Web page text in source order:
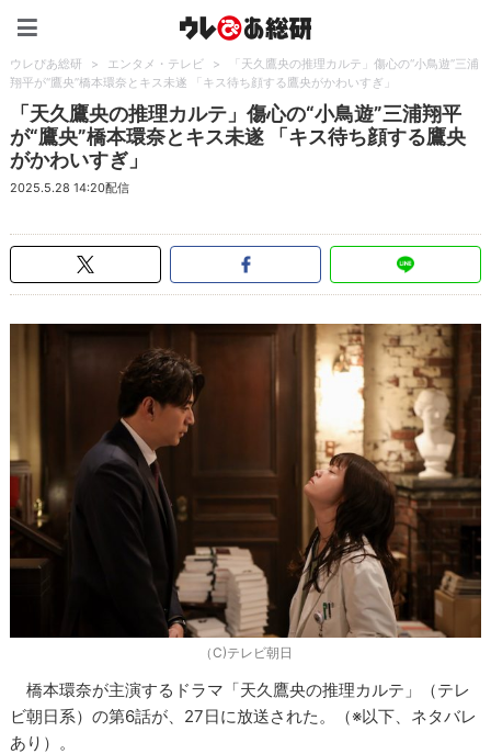
ウレぴあ総研 > エンタメ・テレビ >
「天久鷹央の推理カルテ」傷心の“小鳥遊”三浦
翔平が“鷹央”橋本環奈とキス未遂 「キス待ち顔する鷹央がかわいすぎ」
「天久鷹央の推理カルテ」傷心の“小鳥遊”三浦翔平
が“鷹央”橋本環奈とキス未遂 「キス待ち顔する鷹央
がかわいすぎ」
2025.5.28 14:20配信
（C)テレビ朝日
橋本環奈が主演するドラマ「天久鷹央の推理カルテ」（テレ
ビ朝日系）の第6話が、27日に放送された。（※以下、ネタバレ
あり）。